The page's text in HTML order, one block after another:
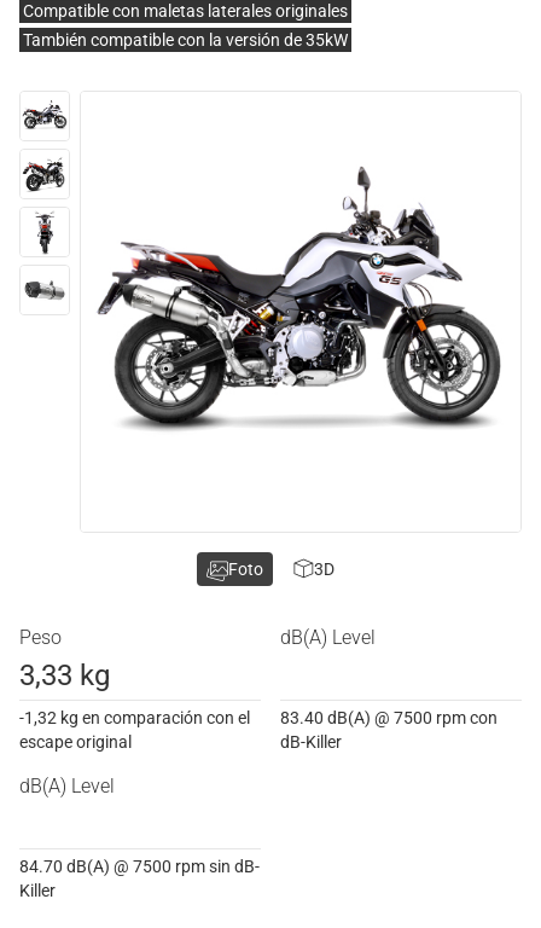
Compatible con maletas laterales originales
También compatible con la versión de 35kW
Peso
3,33 kg
-1,32 kg en comparación con el
escape original
dB(A) Level
83.40 dB(A) @ 7500 rpm con
dB-Killer
dB(A) Level
84.70 dB(A) @ 7500 rpm sin dB-
Killer
Foto 3D